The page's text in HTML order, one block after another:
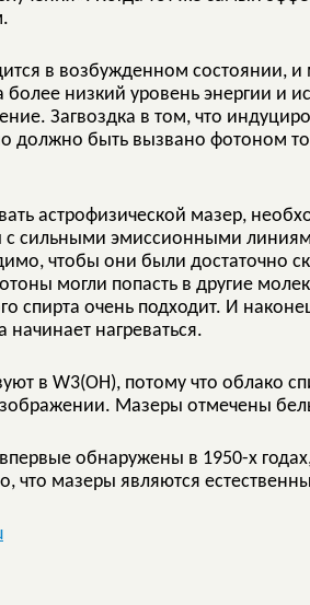
в возбужденном состоянии,
более низкий уровень энергии и
Загвоздка в том, что
быть вызвано фотоном
астрофизической мазер,
с сильными эмиссионными
чтобы они были достаточно
могли попасть в другие
спирта очень подходит. И
начинает нагреваться.
в W3(OH), потому что облако
Мазеры отмечены
обнаружены в 1950-х
что мазеры являются